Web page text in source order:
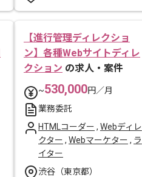
【進行管理ディレクショ
ン】各種Webサイトディレ
クション の求人・案件
~530,000円／月
業務委託
HTMLコーダー , Webディレ
クター , Webマーケター , ラ
イター
渋谷（東京都）